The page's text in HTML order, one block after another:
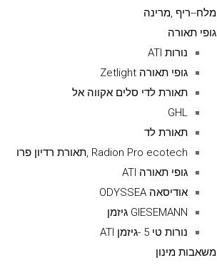
מלח--ריף ,מרינה
גופי תאורה
נורות ATI
גופי תאורה Zetlight
תאורת לדי סלים אקווה אל
GHL
תאורת לד
Radion Pro ecotech ,תאורת רדיון פרו
גופי תאורה ATI
אודיסאה ODYSSEA
GIESEMANN גיזמן
נורות טי 5 -גיזמן ATI
משאבות מינון